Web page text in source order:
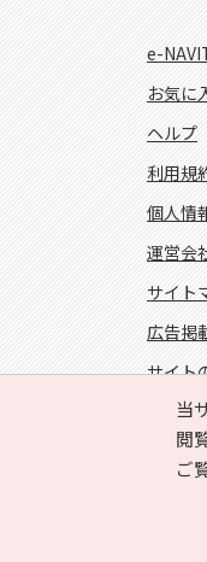
当
閲
ご
e-
お気に
ヘルプ
利用規
個人情
運営会
サイト
広告掲
サイト